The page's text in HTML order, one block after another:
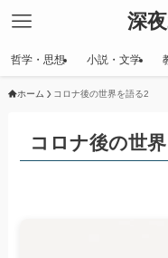
深
哲学・思想 小説・文学
ホーム コロナ後の世界を語る2
コロナ後の世